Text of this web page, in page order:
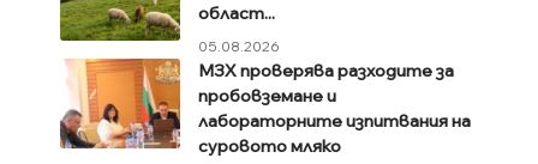
област...
05.08.2026
МЗХ проверява разходите за
пробовземане и
лабораторните изпитвания на
суровото мляко